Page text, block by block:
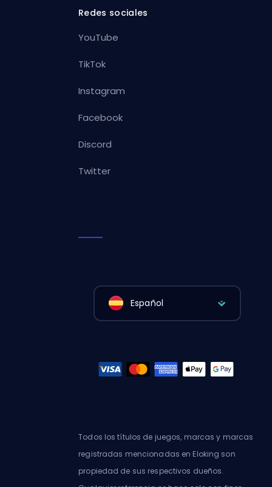
Redes sociales
YouTube
TikTok
Instagram
Facebook
Discord
Twitter
Español
Todos los títulos de juegos, marcas y marcas
registradas mencionadas en Eloking son
propiedad de sus respectivos dueños.